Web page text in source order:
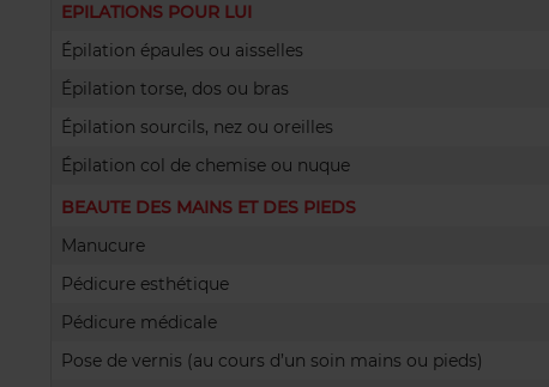
EPILATIONS POUR LUI
Épilation épaules ou aisselles
Épilation torse, dos ou bras
Épilation sourcils, nez ou oreilles
Épilation col de chemise ou nuque
BEAUTE DES MAINS ET DES PIEDS
Manucure
Pédicure esthétique
Pédicure médicale
Pose de vernis (au cours d’un soin mains ou pieds)